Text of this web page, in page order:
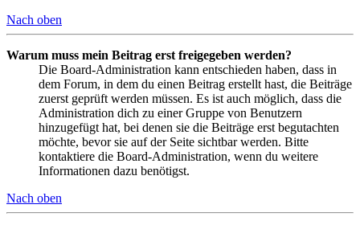
Nach oben
Warum muss mein Beitrag erst freigegeben werden?
Die Board-Administration kann entschieden haben, dass in
dem Forum, in dem du einen Beitrag erstellt hast, die Beiträge
zuerst geprüft werden müssen. Es ist auch möglich, dass die
Administration dich zu einer Gruppe von Benutzern
hinzugefügt hat, bei denen sie die Beiträge erst begutachten
möchte, bevor sie auf der Seite sichtbar werden. Bitte
kontaktiere die Board-Administration, wenn du weitere
Informationen dazu benötigst.
Nach oben